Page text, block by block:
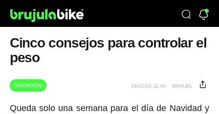
Cinco consejos para controlar el
peso
NUTRICIÓN 18/12/16 11:48 MANUEL
Queda solo una semana para el día de Navidad y